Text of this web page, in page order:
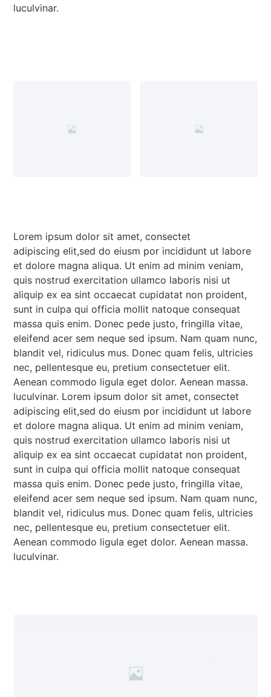
luculvinar.
Lorem ipsum dolor sit amet, consectet
adipiscing elit,sed do eiusm por incididunt ut labore
et dolore magna aliqua. Ut enim ad minim veniam,
quis nostrud exercitation ullamco laboris nisi ut
aliquip ex ea sint occaecat cupidatat non proident,
sunt in culpa qui officia mollit natoque consequat
massa quis enim. Donec pede justo, fringilla vitae,
eleifend acer sem neque sed ipsum. Nam quam nunc,
blandit vel, ridiculus mus. Donec quam felis, ultricies
nec, pellentesque eu, pretium consectetuer elit.
Aenean commodo ligula eget dolor. Aenean massa.
luculvinar. Lorem ipsum dolor sit amet, consectet
adipiscing elit,sed do eiusm por incididunt ut labore
et dolore magna aliqua. Ut enim ad minim veniam,
quis nostrud exercitation ullamco laboris nisi ut
aliquip ex ea sint occaecat cupidatat non proident,
sunt in culpa qui officia mollit natoque consequat
massa quis enim. Donec pede justo, fringilla vitae,
eleifend acer sem neque sed ipsum. Nam quam nunc,
blandit vel, ridiculus mus. Donec quam felis, ultricies
nec, pellentesque eu, pretium consectetuer elit.
Aenean commodo ligula eget dolor. Aenean massa.
luculvinar.